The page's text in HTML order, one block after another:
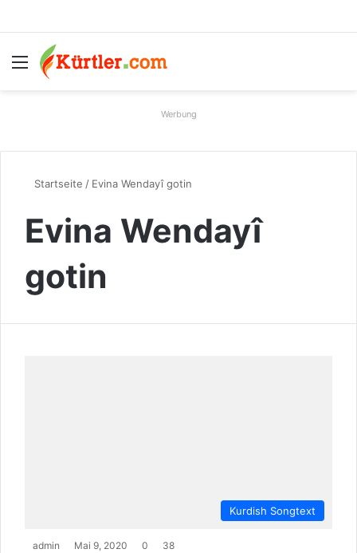
Menü
Werbung
Startseite / Evina Wendayî gotin
Evina Wendayî
gotin
Kurdish Songtext
admin Mai 9, 2020 0 38